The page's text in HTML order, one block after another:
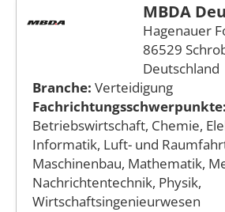
MBDA
Hagenauer
86529
Deutschland
Branche: Verteidigung
Fachrichtungsschwerpunkte:
Betriebswirtschaft, Chemie,
Informatik, Luft- und
Maschinenbau, Mathematik,
Nachrichtentechnik, Physik,
Wirtschaftsingenieurwesen